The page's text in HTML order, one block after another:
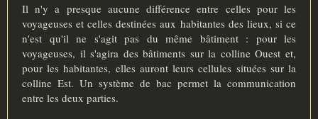
Il n'y a presque aucune différence entre celles pour les
voyageuses et celles destinées aux habitantes des lieux, si ce
n'est qu'il ne s'agit pas du même bâtiment : pour les
voyageuses, il s'agira des bâtiments sur la colline Ouest et,
pour les habitantes, elles auront leurs cellules situées sur la
colline Est. Un système de bac permet la communication
entre les deux parties.